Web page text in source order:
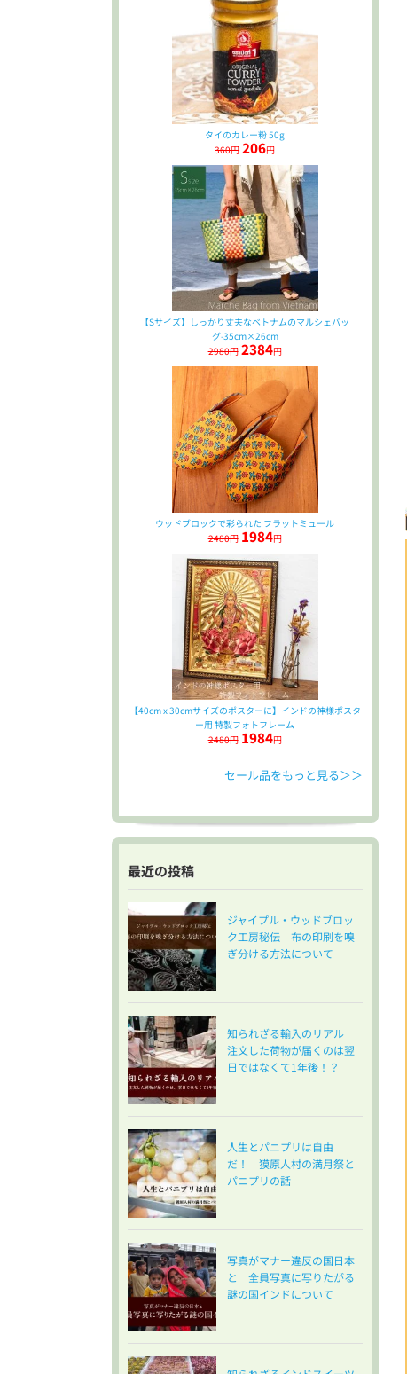
タイのカレー粉 50g
360円 206円
【Sサイズ】しっかり丈夫なベトナムのマルシェバッ
グ-35cm×26cm
2980円2384円
ウッドブロックで彩られた フラットミュール
2480円1984円
【40cm x 30cmサイズのポスターに】インドの神様ポスタ
ー用 特製フォトフレーム
2480円1984円
セール品をもっと見る＞＞
最近の投稿
ジャイプル・ウッドブロッ
ク工房秘伝 布の印刷を嗅
ぎ分ける方法について
知られざる輸入のリアル
注文した荷物が届くのは翌
日ではなくて1年後！？
人生とパニプリは自由
だ！ 獏原人村の満月祭と
パニプリの話
写真がマナー違反の国日本
と 全員写真に写りたがる
謎の国インドについて